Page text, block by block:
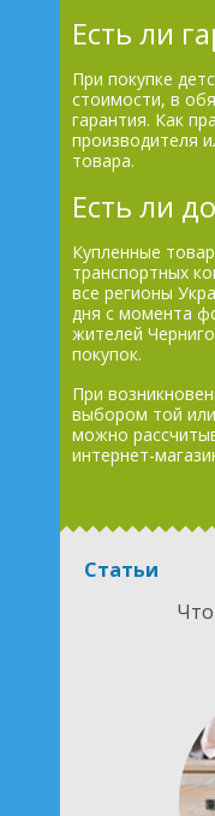
Есть ли
При покупке
стоимости, в
гарантия. Как
производителя
товара.
Есть ли
Купленные
транспортных
все регионы
дня с момента
жителей
покупок.
При
выбором той
можно
интернет-
Статьи